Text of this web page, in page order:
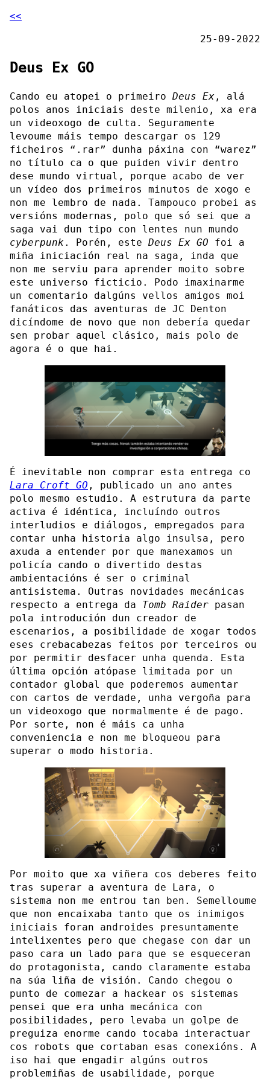
<<
25-09-2022
Deus Ex GO
Cando eu atopei o primeiro Deus Ex , alá
polos anos iniciais deste milenio, xa era
un videoxogo de culta. Seguramente
levoume máis tempo descargar os 129
ficheiros “.rar” dunha páxina con “warez”
no título ca o que puiden vivir dentro
dese mundo virtual, porque acabo de ver
un vídeo dos primeiros minutos de xogo e
non me lembro de nada. Tampouco probei as
versións modernas, polo que só sei que a
saga vai dun tipo con lentes nun mundo
cyberpunk . Porén, este Deus Ex GO foi a
miña iniciación real na saga, inda que
non me serviu para aprender moito sobre
este universo ficticio. Podo imaxinarme
un comentario dalgúns vellos amigos moi
fanáticos das aventuras de JC Denton
dicíndome de novo que non debería quedar
sen probar aquel clásico, mais polo de
agora é o que hai.
É inevitable non comprar esta entrega co
Lara Croft GO , publicado un ano antes
polo mesmo estudio. A estrutura da parte
activa é idéntica, incluíndo outros
interludios e diálogos, empregados para
contar unha historia algo insulsa, pero
axuda a entender por que manexamos un
policía cando o divertido destas
ambientacións é ser o criminal
antisistema. Outras novidades mecánicas
respecto a entrega da Tomb Raider pasan
pola introdución dun creador de
escenarios, a posibilidade de xogar todos
eses crebacabezas feitos por terceiros ou
por permitir desfacer unha quenda. Esta
última opción atópase limitada por un
contador global que poderemos aumentar
con cartos de verdade, unha vergoña para
un videoxogo que normalmente é de pago.
Por sorte, non é máis ca unha
conveniencia e non me bloqueou para
superar o modo historia.
Por moito que xa viñera cos deberes feito
tras superar a aventura de Lara, o
sistema non me entrou tan ben. Semelloume
que non encaixaba tanto que os inimigos
iniciais foran androides presuntamente
intelixentes pero que chegase con dar un
paso cara un lado para que se esqueceran
do protagonista, cando claramente estaba
na súa liña de visión. Cando chegou o
punto de comezar a hackear os sistemas
pensei que era unha mecánica con
posibilidades, pero levaba un golpe de
preguiza enorme cando tocaba interactuar
cos robots que cortaban esas conexións. A
iso hai que engadir algúns outros
problemiñas de usabilidade, porque